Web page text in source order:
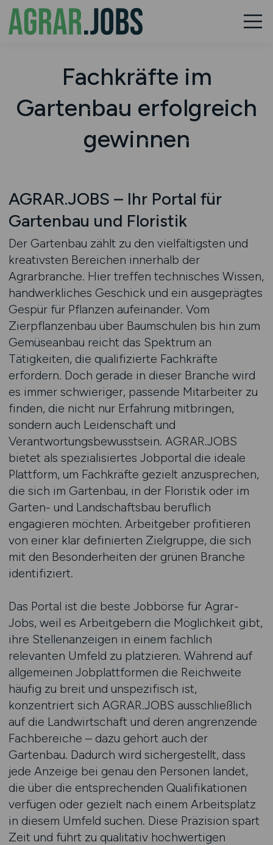
Fachkräfte im
Gartenbau erfolgreich
gewinnen
AGRAR.JOBS – Ihr Portal für
Gartenbau und Floristik
Der Gartenbau zählt zu den vielfältigsten und
kreativsten Bereichen innerhalb der
Agrarbranche. Hier treffen technisches Wissen,
handwerkliches Geschick und ein ausgeprägtes
Gespür für Pflanzen aufeinander. Vom
Zierpflanzenbau über Baumschulen bis hin zum
Gemüseanbau reicht das Spektrum an
Tätigkeiten, die qualifizierte Fachkräfte
erfordern. Doch gerade in dieser Branche wird
es immer schwieriger, passende Mitarbeiter zu
finden, die nicht nur Erfahrung mitbringen,
sondern auch Leidenschaft und
Verantwortungsbewusstsein. AGRAR.JOBS
bietet als spezialisiertes Jobportal die ideale
Plattform, um Fachkräfte gezielt anzusprechen,
die sich im Gartenbau, in der Floristik oder im
Garten- und Landschaftsbau beruflich
engagieren möchten. Arbeitgeber profitieren
von einer klar definierten Zielgruppe, die sich
mit den Besonderheiten der grünen Branche
identifiziert.
Das Portal ist die beste Jobbörse für Agrar-
Jobs, weil es Arbeitgebern die Möglichkeit gibt,
ihre Stellenanzeigen in einem fachlich
relevanten Umfeld zu platzieren. Während auf
allgemeinen Jobplattformen die Reichweite
häufig zu breit und unspezifisch ist,
konzentriert sich AGRAR.JOBS ausschließlich
auf die Landwirtschaft und deren angrenzende
Fachbereiche – dazu gehört auch der
Gartenbau. Dadurch wird sichergestellt, dass
jede Anzeige bei genau den Personen landet,
die über die entsprechenden Qualifikationen
verfügen oder gezielt nach einem Arbeitsplatz
in diesem Umfeld suchen. Diese Präzision spart
Zeit und führt zu qualitativ hochwertigen